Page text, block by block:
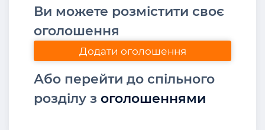
Ви можете розмістити своє
оголошення
Додати оголошення
Або перейти до спільного
розділу з оголошеннями